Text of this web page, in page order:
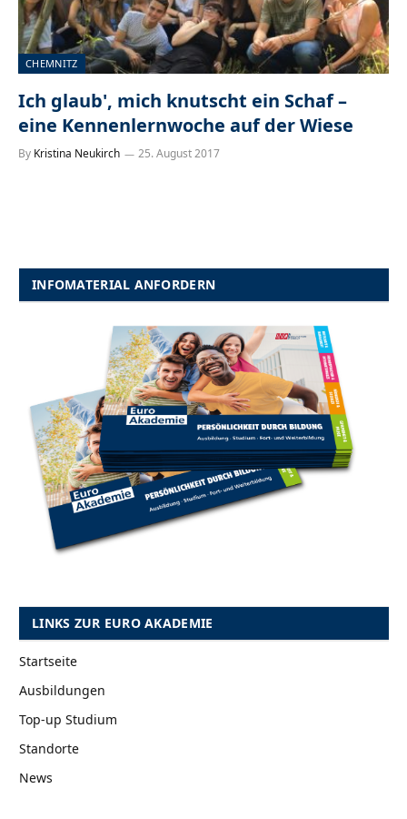
CHEMNITZ
Ich glaub', mich knutscht ein Schaf –
eine Kennenlernwoche auf der Wiese
By Kristina Neukirch 25. August 2017
INFOMATERIAL ANFORDERN
LINKS ZUR EURO AKADEMIE
Startseite
Ausbildungen
Top-up Studium
Standorte
News